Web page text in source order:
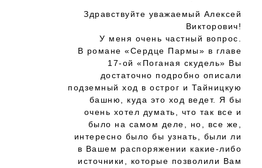
Здравствуйте уважаемый Алексей
Викторович!
У меня очень частный вопрос.
В романе «Сердце Пармы» в главе
17-ой «Поганая скудель» Вы
достаточно подробно описали
подземный ход в острог и Тайницкую
башню, куда это ход ведет. Я бы
очень хотел думать, что так все и
было на самом деле, но, все же,
интересно было бы узнать, были ли
в Вашем распоряжении какие-либо
источники, которые позволили Вам